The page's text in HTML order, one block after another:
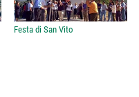
Festa di San Vito